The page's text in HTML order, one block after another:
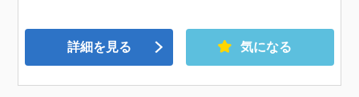
詳細を見る 気になる